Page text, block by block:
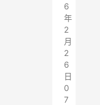
6
年
2
月
2
6
日
0
7